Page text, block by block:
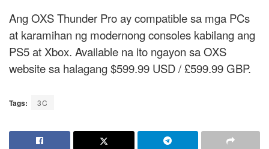
Ang OXS Thunder Pro ay compatible sa mga PCs
at karamihan ng modernong consoles kabilang ang
PS5 at Xbox. Available na ito ngayon sa OXS
website sa halagang $599.99 USD / £599.99 GBP.
Tags: 3C